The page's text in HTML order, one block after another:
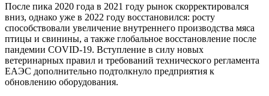
После пика 2020 года в 2021 году рынок скорректировался
вниз, однако уже в 2022 году восстановился: росту
способствовали увеличение внутреннего производства мяса
птицы и свинины, а также глобальное восстановление после
пандемии COVID-19. Вступление в силу новых
ветеринарных правил и требований технического регламента
ЕАЭС дополнительно подтолкнуло предприятия к
обновлению оборудования.